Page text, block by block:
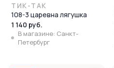
ТИК-ТАК
108-3 царевна лягушка
1 140 руб.
В магазине: Санкт-
Петербург